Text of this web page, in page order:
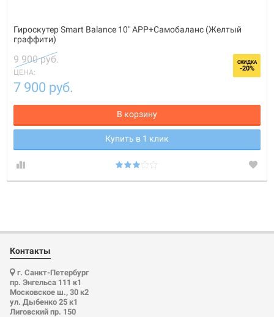
(Желтый
СКИДКА
Гироскутер Smart Balance 10" APP+Самобаланс
Купить в 1 клик
Контакты
г. Санкт-Петербург
пр. Энгельса 111 к1
Московское ш., 30 к2
ул. Дыбенко 25 к1
Лиговский пр. 150